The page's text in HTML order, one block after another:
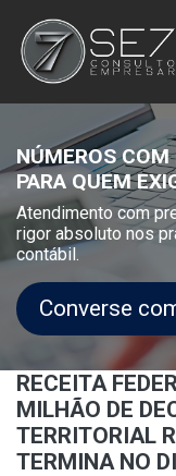
NÚMEROS
PARA QUEM
Atendimento com
rigor absoluto nos
contábil.
Converse
RECEITA
MILHÃO DE
TERRITORIAL
TERMINA NO